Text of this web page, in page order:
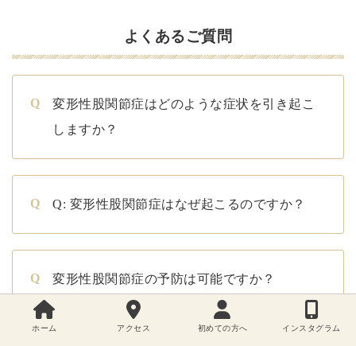
よくあるご質問
変形性股関節症はどのような症状を引き起こ
しますか？
Q: 変形性股関節症はなぜ起こるのですか？
変形性股関節症の予防は可能ですか？
ホーム アクセス 初めての方へ インスタグラム